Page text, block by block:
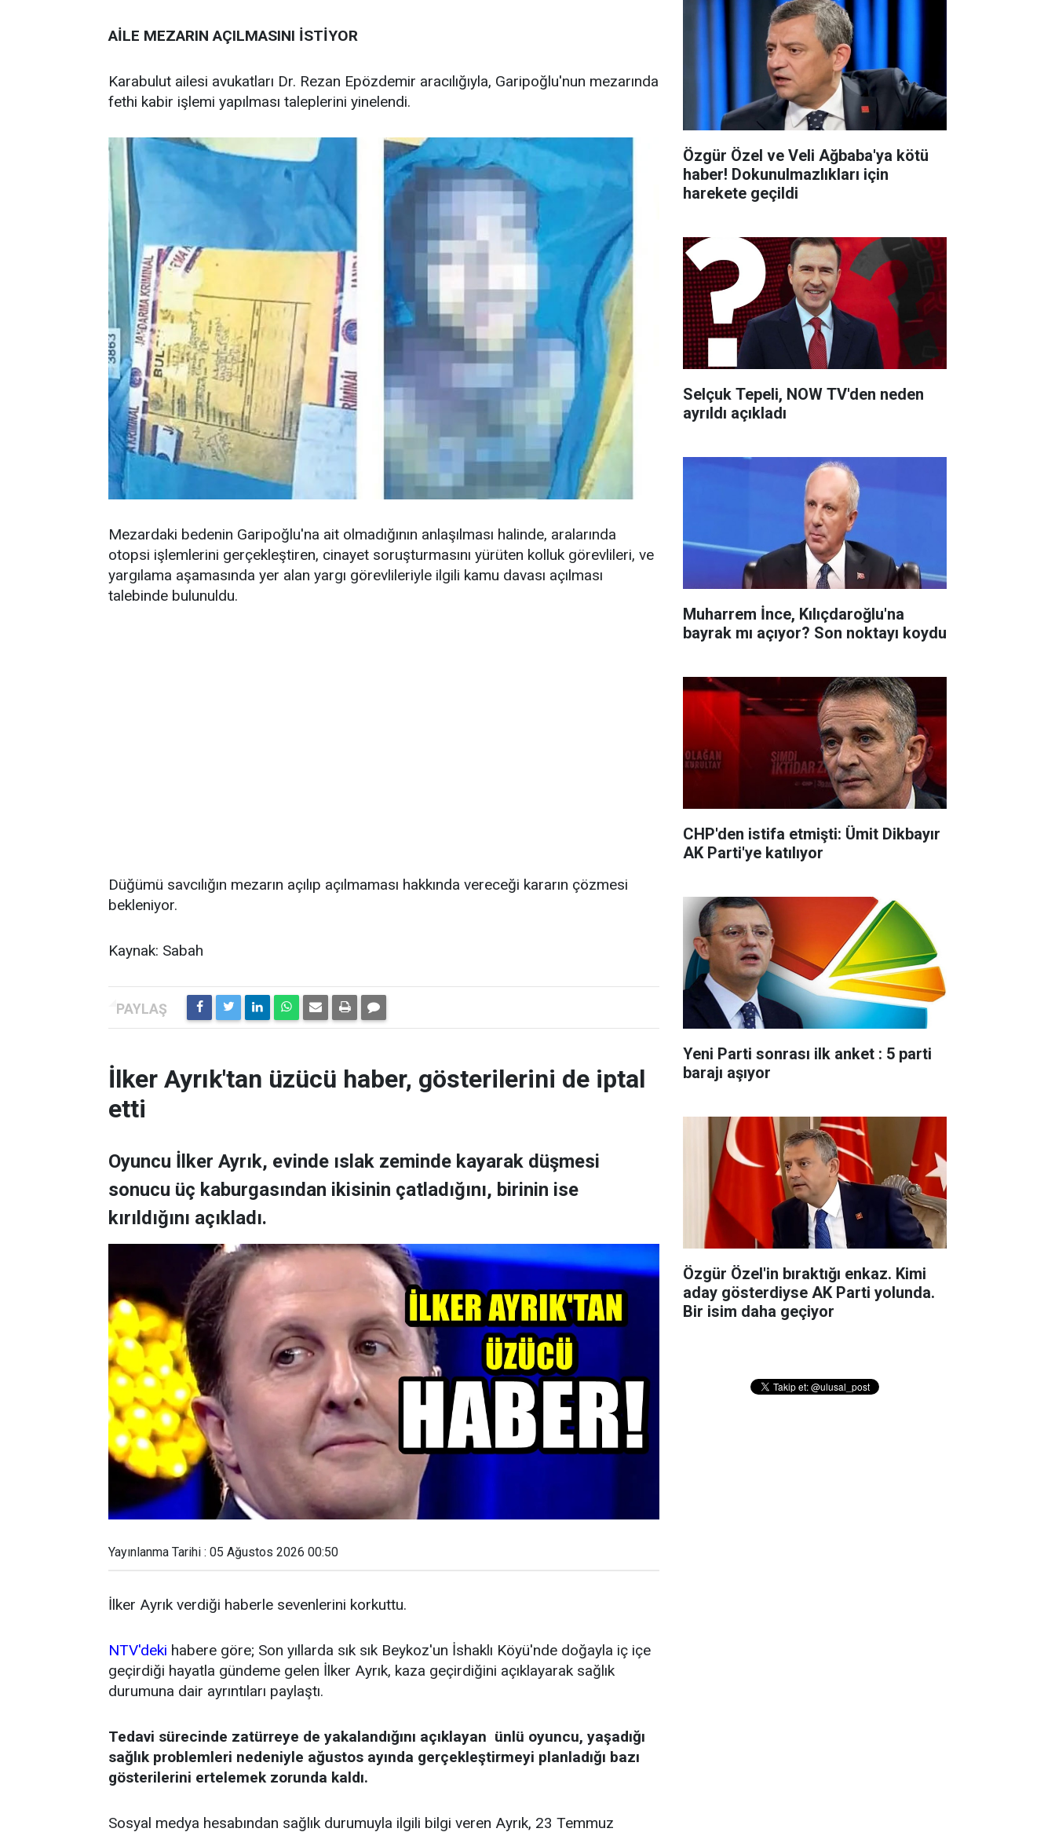
AİLE MEZARIN AÇILMASINI İSTİYOR
Karabulut ailesi avukatları Dr. Rezan Epözdemir aracılığıyla, Garipoğlu'nun mezarında
fethi kabir işlemi yapılması taleplerini yinelendi.
Mezardaki bedenin Garipoğlu'na ait olmadığının anlaşılması halinde, aralarında
otopsi işlemlerini gerçekleştiren, cinayet soruşturmasını yürüten kolluk görevlileri, ve
yargılama aşamasında yer alan yargı görevlileriyle ilgili kamu davası açılması
talebinde bulunuldu.
Düğümü savcılığın mezarın açılıp açılmaması hakkında vereceği kararın çözmesi
bekleniyor.
Kaynak: Sabah
İlker Ayrık'tan üzücü haber, gösterilerini de iptal
etti
Oyuncu İlker Ayrık, evinde ıslak zeminde kayarak düşmesi
sonucu üç kaburgasından ikisinin çatladığını, birinin ise
kırıldığını açıkladı.
Yayınlanma Tarihi : 05 Ağustos 2026 00:50
İlker Ayrık verdiği haberle sevenlerini korkuttu.
NTV'deki habere göre; Son yıllarda sık sık Beykoz'un İshaklı Köyü'nde doğayla iç içe
geçirdiği hayatla gündeme gelen İlker Ayrık, kaza geçirdiğini açıklayarak sağlık
durumuna dair ayrıntıları paylaştı.
Tedavi sürecinde zatürreye de yakalandığını açıklayan ünlü oyuncu, yaşadığı
sağlık problemleri nedeniyle ağustos ayında gerçekleştirmeyi planladığı bazı
gösterilerini ertelemek zorunda kaldı.
Sosyal medya hesabından sağlık durumuyla ilgili bilgi veren Ayrık, 23 Temmuz
Özgür Özel ve Veli Ağbaba'ya kötü
haber! Dokunulmazlıkları için
harekete geçildi
Selçuk Tepeli, NOW TV'den neden
ayrıldı açıkladı
Muharrem İnce, Kılıçdaroğlu'na
bayrak mı açıyor? Son noktayı koydu
CHP'den istifa etmişti: Ümit Dikbayır
AK Parti'ye katılıyor
Yeni Parti sonrası ilk anket : 5 parti
barajı aşıyor
Özgür Özel'in bıraktığı enkaz. Kimi
aday gösterdiyse AK Parti yolunda.
Bir isim daha geçiyor